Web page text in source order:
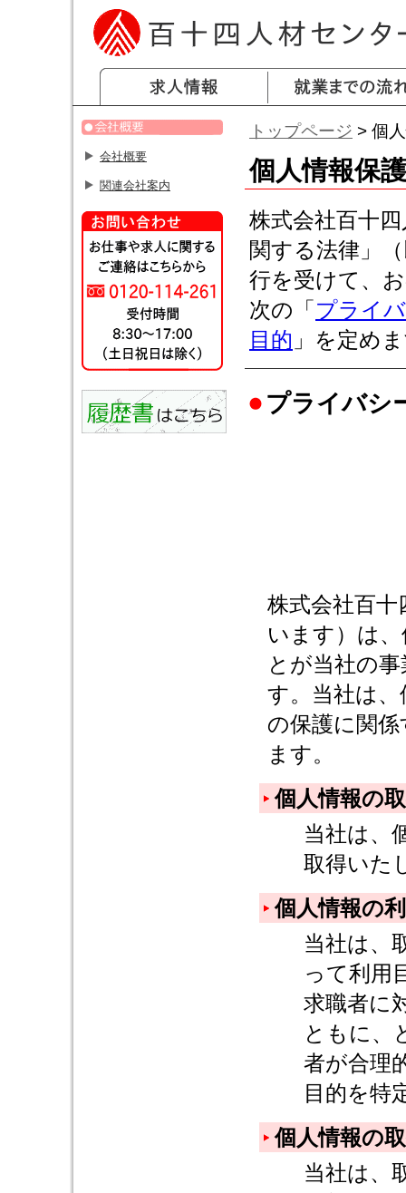
会社概要
関連会社案内
トップページ > 個
個人情報保
株式会社百十
関する法律」
行を受けて、
次の「 プライ
目的 」を定め
プライバシ
株式会社百
います）は
とが当社の
す。当社は
の保護に関
ます。
個人情報の
当社は、
取得いた
個人情報の
当社は、
って利用
求職者に
ともに、
者が合理
目的を特
個人情報の
当社は、